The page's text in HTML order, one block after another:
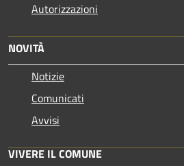
Autorizzazioni
NOVITÀ
Notizie
Comunicati
Avvisi
VIVERE IL COMUNE